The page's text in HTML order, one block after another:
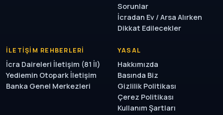
Sorunlar
İcradan Ev / Arsa Alırken
Dikkat Edilecekler
İLETIŞIM REHBERLERI
İcra Daireleri İletişim (81 İl)
Yediemin Otopark İletişim
Banka Genel Merkezleri
YASAL
Hakkımızda
Basında Biz
Gizlilik Politikası
Çerez Politikası
Kullanım Şartları